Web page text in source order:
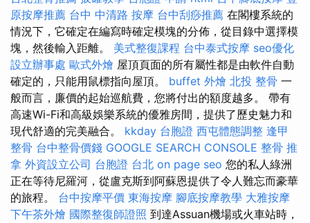
原按摩推薦 台中 中清路 按摩 台中刮痧推薦 在閣樓系統的
情況下，它確定在編寫時確定模塊的分佈，從目錄中選擇模
塊，然後輸入距離。 美式整復課程 台中泰式按摩 seo優化
設立辦事處 歐式外燴 屋頂頁面的所有屬性都是由軟件自動
確定的，只能用鼠標指向屋頂。 buffet 外燴 北投 整骨 一
般而言，廉價的起始巡航費，您將付出的額度越多。 帶有
高速Wi-Fi和高級娛樂系統的優雅房間，提供了歷史魅力和
現代舒適的完美融合。 kkday 台胞證 西屯體態調整 逢甲
整骨 台中整骨價錢 GOOGLE SEARCH CONSOLE 整骨 推
拿 外資設立公司 台胞證 台北 on page seo 您的私人綠洲
正在等待尼羅河，從盧克斯到阿蘇恩提供了令人難忘而豪華
的旅程。 台中按摩平價 東海按摩 腳底按摩教學 大雅按摩
下午茶外燴 國際整復師證照 到達Assuan機場或火車站時，